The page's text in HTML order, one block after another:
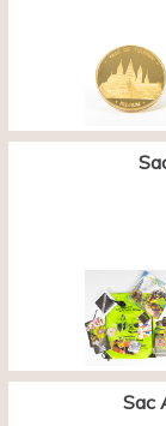
Sac